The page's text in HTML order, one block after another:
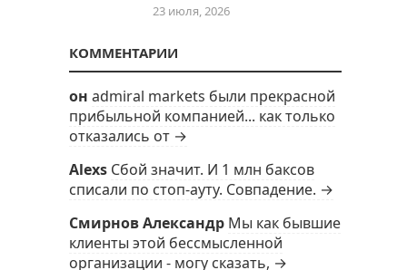
23 июля, 2026
КОММЕНТАРИИ
он admiral markets были прекрасной
прибыльной компанией... как только
отказались от →
Alexs Сбой значит. И 1 млн баксов
списали по стоп-ауту. Совпадение. →
Смирнов Александр Мы как бывшие
клиенты этой бессмысленной
организации - могу сказать, →